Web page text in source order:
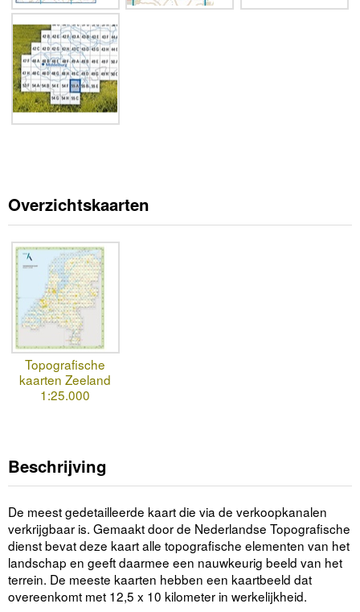
Overzichtskaarten
Topografische
kaarten Zeeland
1:25.000
Beschrijving
De meest gedetailleerde kaart die via de verkoopkanalen
verkrijgbaar is. Gemaakt door de Nederlandse Topografische
dienst bevat deze kaart alle topografische elementen van het
landschap en geeft daarmee een nauwkeurig beeld van het
terrein. De meeste kaarten hebben een kaartbeeld dat
overeenkomt met 12,5 x 10 kilometer in werkelijkheid.